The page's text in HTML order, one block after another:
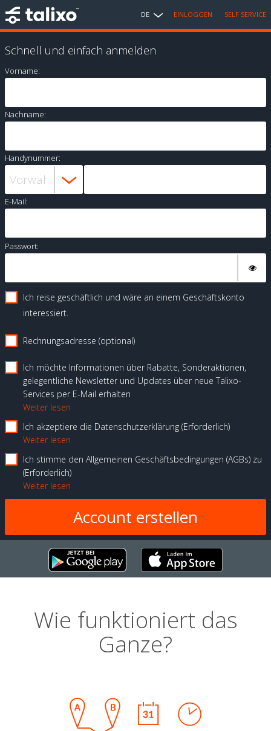
DE EINLOGGEN SELF SERVICE
Schnell und einfach anmelden
Vorname:
Nachname:
Handynummer:
E-Mail:
Passwort:
Ich reise geschäftlich und wäre an einem Geschäftskonto
interessiert.
Rechnungsadresse (optional)
Ich möchte Informationen über Rabatte, Sonderaktionen,
gelegentliche Newsletter und Updates über neue Talixo-
Services per E-Mail erhalten
Weiter lesen
Ich akzeptiere die Datenschutzerklärung Erforderlich
Weiter lesen
Ich stimme den Allgemeinen Geschäftsbedingungen (AGBs) zu
Erforderlich
Weiter lesen
Wie funktioniert das
Ganze?